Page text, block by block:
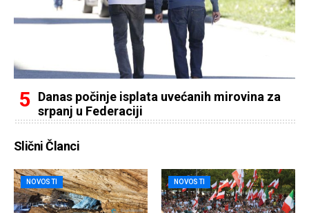
Danas počinje isplata uvećanih mirovina za
srpanj u Federaciji
Slični Članci
NOVOSTI NOVOSTI